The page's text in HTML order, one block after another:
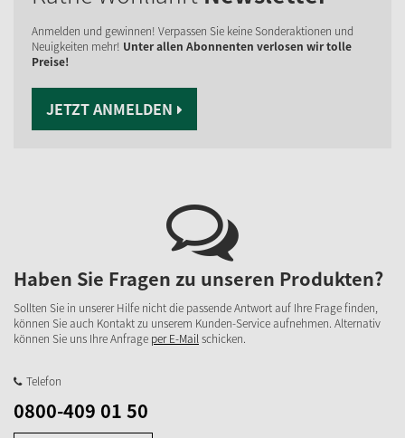
Anmelden und gewinnen! Verpassen Sie keine Sonderaktionen und
Neuigkeiten mehr! Unter allen Abonnenten verlosen wir tolle
Preise!
JETZT ANMELDEN
Haben Sie Fragen zu unseren Produkten?
Sollten Sie in unserer Hilfe nicht die passende Antwort auf Ihre Frage finden,
können Sie auch Kontakt zu unserem Kunden-Service aufnehmen. Alternativ
können Sie uns Ihre Anfrage per E-Mailschicken.
Telefon
0800-409 01 50